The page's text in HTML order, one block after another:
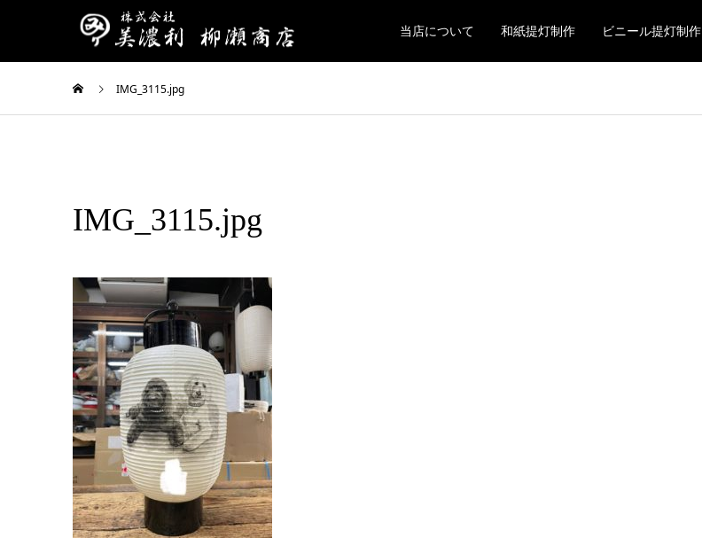
当店について 和紙提灯制作 ビニール提灯制作
IMG_3115.jpg
IMG_3115.jpg